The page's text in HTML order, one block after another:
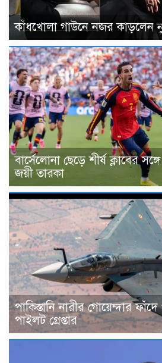
কাঁধখোলা গাউনে নজর কাড়লেন
বার্সেলোনা ছেড়ে শীর্ষ ক্লাবের
জয়ী তারকা
পাকিস্তানি নারীর গোয়েন্দার
পাইলট গ্রেপ্তার